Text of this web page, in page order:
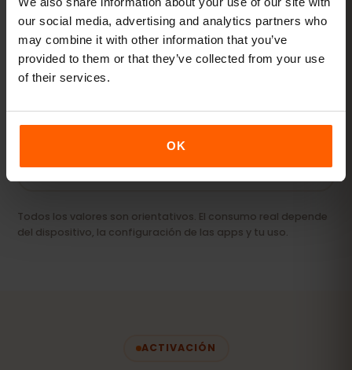
our social media, advertising and analytics partners who
may combine it with other information that you’ve
provided to them or that they’ve collected from your use
of their services.
OK
Streaming y hotspot
Vídeos, videollamadas y conexión para tu
RECOMENDADO20 GB+ o Ilimitado
Ver paquetes
Todos los valores son orientativos. El consumo real depende
del dispositivo, la configuración de las apps y tu uso.
ACTIVACIÓN